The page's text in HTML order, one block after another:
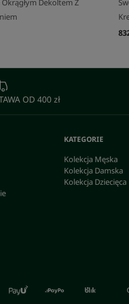
Okrągłym Dekoltem Z
OD 400 zł
KATEGORIE
Kolekcja Męska
Kolekcja Damska
Kolekcja Dziecięca